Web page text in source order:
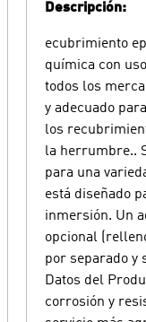
Descripción:
ecubrimiento
química con
todos los
y adecuado
los
la herrumbre..
para una
está diseñado
inmersión. Un
opcional
por separado y
Datos del
corrosión y